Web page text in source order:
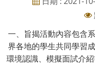
一、旨揭活動內容包含
界各地的學生共同學習
環境認識、模擬面試介